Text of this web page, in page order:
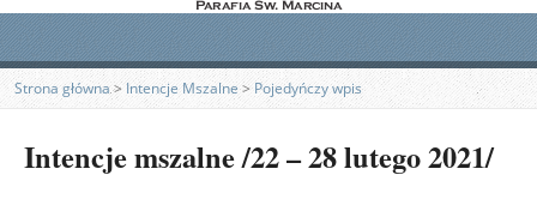
Strona główna> Intencje Mszalne> Pojedyńczy wpis
Intencje mszalne /22 – 28 lutego 2021/